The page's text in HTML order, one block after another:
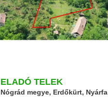
ELADÓ TELEK
Nógrád megye, Erdőkürt, Nyárfa